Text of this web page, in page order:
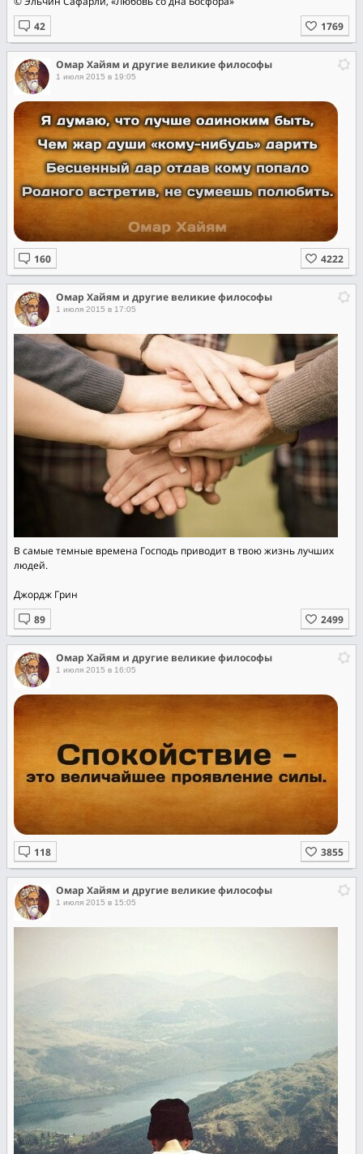
Омар Хайям и другие великие философы
1 июля 2015 в 19:05
Омар Хайям и другие великие философы
1 июля 2015 в 17:05
В самые темные времена Господь приводит в твою жизнь лучших
людей.
Джордж Грин
Омар Хайям и другие великие философы
1 июля 2015 в 16:05
Омар Хайям и другие великие философы
1 июля 2015 в 15:05